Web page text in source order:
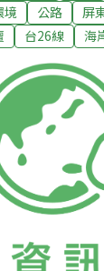
」島危機！
嘆「國在山
向總統和監
我們的母親，
，甚至是把她
先進的衛星遙
協助當局者追
常被放在每日
卻度理性而抽
我們用適當地
境 公路 屏
台26線 海